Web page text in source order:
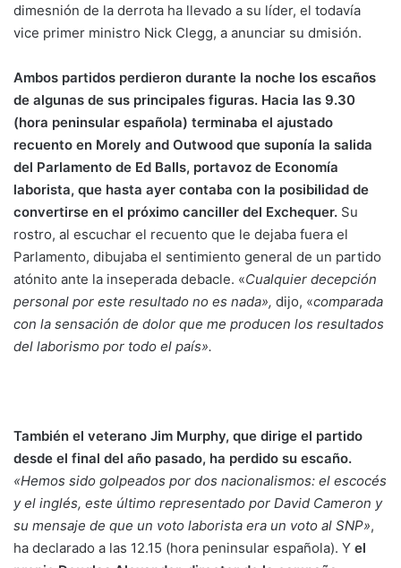
dimesnión de la derrota ha llevado a su líder, el todavía
vice primer ministro Nick Clegg, a anunciar su dmisión.
Ambos partidos perdieron durante la noche los escaños
de algunas de sus principales figuras. Hacia las 9.30
(hora peninsular española) terminaba el ajustado
recuento en Morely and Outwood que suponía la salida
del Parlamento de Ed Balls, portavoz de Economía
laborista, que hasta ayer contaba con la posibilidad de
convertirse en el próximo canciller del Exchequer. Su
rostro, al escuchar el recuento que le dejaba fuera el
Parlamento, dibujaba el sentimiento general de un partido
atónito ante la inseperada debacle. «Cualquier decepción
personal por este resultado no es nada», dijo, «comparada
con la sensación de dolor que me producen los resultados
del laborismo por todo el país».
También el veterano Jim Murphy, que dirige el partido
desde el final del año pasado, ha perdido su escaño.
«Hemos sido golpeados por dos nacionalismos: el escocés
y el inglés, este último representado por David Cameron y
su mensaje de que un voto laborista era un voto al SNP»,
ha declarado a las 12.15 (hora peninsular española). Y el